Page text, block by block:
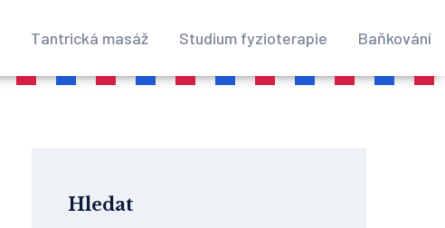
Tantrická masáž Studium fyzioterapie Baňkování
Hledat